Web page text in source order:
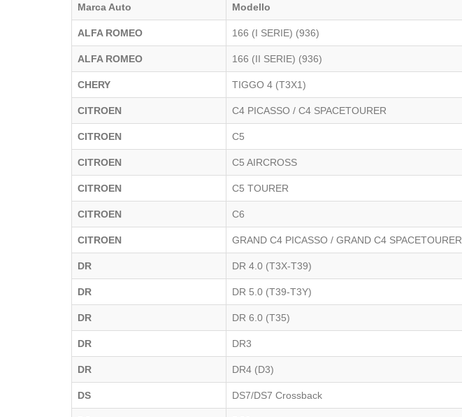
Marca Auto Modello
ALFA ROMEO 166 (I SERIE) (936)
ALFA ROMEO 166 (II SERIE) (936)
CHERY TIGGO 4 (T3X1)
CITROEN C4 PICASSO / C4 SPACETOURER
CITROEN C5
CITROEN C5 AIRCROSS
CITROEN C5 TOURER
CITROEN C6
CITROEN GRAND C4 PICASSO / GRAND C4 SPACETOURER
DR DR 4.0 (T3X-T39)
DR DR 5.0 (T39-T3Y)
DR DR 6.0 (T35)
DR DR3
DR DR4 (D3)
DS DS7/DS7 Crossback